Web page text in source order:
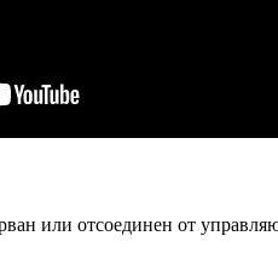
или отсоединен от